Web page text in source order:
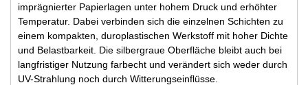
imprägnierter Papierlagen unter hohem Druck und erhöhter
Temperatur. Dabei verbinden sich die einzelnen Schichten zu
einem kompakten, duroplastischen Werkstoff mit hoher Dichte
und Belastbarkeit. Die silbergraue Oberfläche bleibt auch bei
langfristiger Nutzung farbecht und verändert sich weder durch
UV-Strahlung noch durch Witterungseinflüsse.